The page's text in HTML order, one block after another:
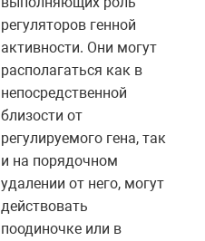
регуляторов генной
активности. Они могут
располагаться как в
непосредственной
близости от
регулируемого гена, так
и на порядочном
удалении от него, могут
действовать
поодиночке или в